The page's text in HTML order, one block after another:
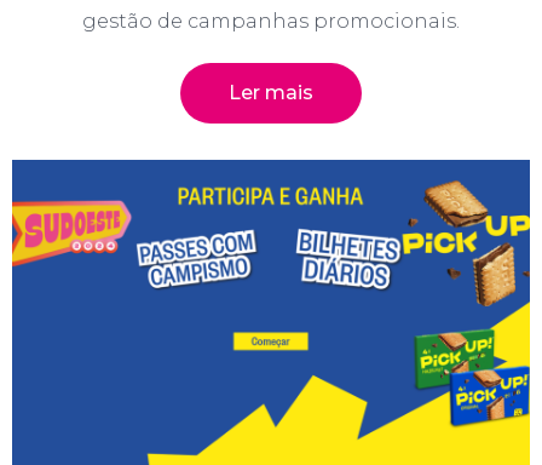
gestão de campanhas promocionais.
Ler mais